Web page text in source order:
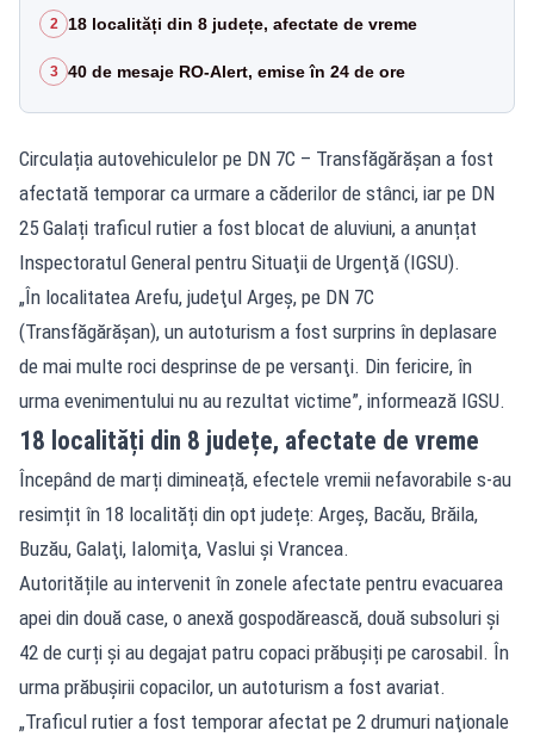
2 18 localități din 8 județe, afectate de vreme
3 40 de mesaje RO-Alert, emise în 24 de ore
Circulația autovehiculelor pe DN 7C – Transfăgărășan a fost
afectată temporar ca urmare a căderilor de stânci, iar pe DN
25 Galați traficul rutier a fost blocat de aluviuni, a anunțat
Inspectoratul General pentru Situaţii de Urgenţă (IGSU).
„În localitatea Arefu, judeţul Argeş, pe DN 7C
(Transfăgărăşan), un autoturism a fost surprins în deplasare
de mai multe roci desprinse de pe versanţi. Din fericire, în
urma evenimentului nu au rezultat victime”, informează IGSU.
18 localități din 8 județe, afectate de vreme
Începând de marți dimineață, efectele vremii nefavorabile s-au
resimțit în 18 localități din opt județe: Argeş, Bacău, Brăila,
Buzău, Galaţi, Ialomiţa, Vaslui şi Vrancea.
Autoritățile au intervenit în zonele afectate pentru evacuarea
apei din două case, o anexă gospodărească, două subsoluri și
42 de curți și au degajat patru copaci prăbușiți pe carosabil. În
urma prăbușirii copacilor, un autoturism a fost avariat.
„Traficul rutier a fost temporar afectat pe 2 drumuri naţionale